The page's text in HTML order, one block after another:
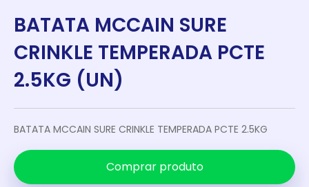
BATATA MCCAIN SURE
CRINKLE TEMPERADA PCTE
2.5KG (UN)
BATATA MCCAIN SURE CRINKLE TEMPERADA PCTE 2.5KG
Comprar produto